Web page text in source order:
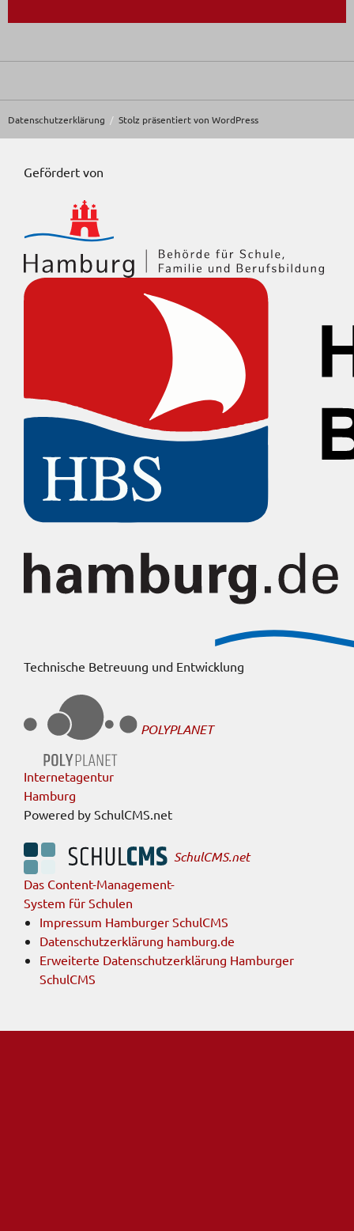
Datenschutzerklärung Stolz präsentiert von WordPress
Gefördert von
Technische Betreuung und Entwicklung
POLYPLANET
Internetagentur
Hamburg
Powered by SchulCMS.net
SchulCMS.net
Das Content-Management-
System für Schulen
Impressum Hamburger SchulCMS
Datenschutzerklärung hamburg.de
Erweiterte Datenschutzerklärung Hamburger
SchulCMS